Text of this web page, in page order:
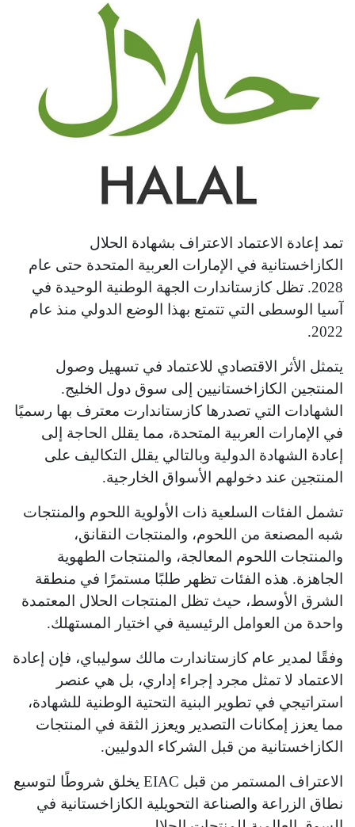
تمد إعادة الاعتماد الاعتراف بشهادة الحلال
الكازاخستانية في الإمارات العربية المتحدة حتى عام
2028. تظل كازستاندارت الجهة الوطنية الوحيدة في
آسيا الوسطى التي تتمتع بهذا الوضع الدولي منذ عام
2022.
يتمثل الأثر الاقتصادي للاعتماد في تسهيل وصول
المنتجين الكازاخستانيين إلى سوق دول الخليج.
الشهادات التي تصدرها كازستاندارت معترف بها رسميًا
في الإمارات العربية المتحدة، مما يقلل الحاجة إلى
إعادة الشهادة الدولية وبالتالي يقلل التكاليف على
المنتجين عند دخولهم الأسواق الخارجية.
تشمل الفئات السلعية ذات الأولوية اللحوم والمنتجات
شبه المصنعة من اللحوم، والمنتجات النقانق،
والمنتجات اللحوم المعالجة، والمنتجات الطهوية
الجاهزة. هذه الفئات تظهر طلبًا مستمرًا في منطقة
الشرق الأوسط، حيث تظل المنتجات الحلال المعتمدة
واحدة من العوامل الرئيسية في اختيار المستهلك.
وفقًا لمدير عام كازستاندارت مالك سوليباي، فإن إعادة
الاعتماد لا تمثل مجرد إجراء إداري، بل هي عنصر
استراتيجي في تطوير البنية التحتية الوطنية للشهادة،
مما يعزز إمكانات التصدير ويعزز الثقة في المنتجات
الكازاخستانية من قبل الشركاء الدوليين.
الاعتراف المستمر من قبل EIAC يخلق شروطًا لتوسيع
نطاق الزراعة والصناعة التحويلية الكازاخستانية في